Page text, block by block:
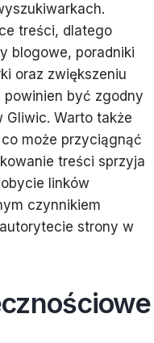
treści, dlatego
blogowe, poradniki
oraz zwiększeniu
powinien być zgodny
Gliwic. Warto także
może przyciągnąć
treści sprzyja
linków
czynnikiem
strony w